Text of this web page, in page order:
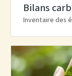
Bilans
Inventaire des